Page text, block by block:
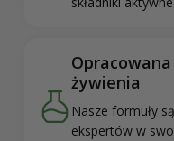
żywienia
Nasze formuły
ekspertów w